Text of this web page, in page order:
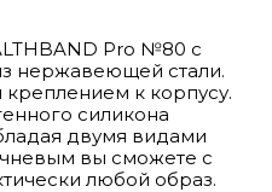
Pro №80 с
нержавеющей стали.
к корпусу.
силикона
двумя видами
вы сможете с
любой образ.